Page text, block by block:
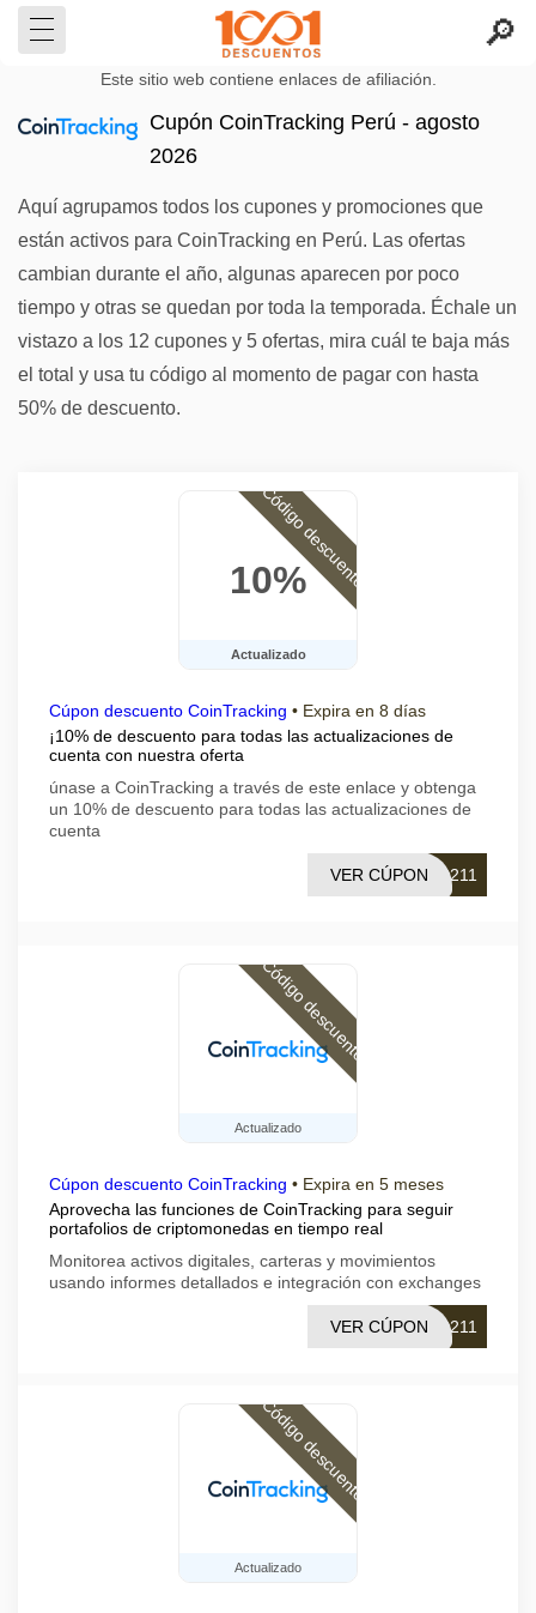
Este sitio web contiene enlaces de afiliación.
Cupón CoinTracking Perú - agosto
2026
Aquí agrupamos todos los cupones y promociones que
están activos para CoinTracking en Perú. Las ofertas
cambian durante el año, algunas aparecen por poco
tiempo y otras se quedan por toda la temporada. Échale un
vistazo a los 12 cupones y 5 ofertas, mira cuál te baja más
el total y usa tu código al momento de pagar con hasta
50% de descuento.
10%
Actualizado
Código descuento
Cúpon descuento CoinTracking • Expira en 8 días
¡10% de descuento para todas las actualizaciones de
cuenta con nuestra oferta
únase a CoinTracking a través de este enlace y obtenga
un 10% de descuento para todas las actualizaciones de
cuenta
0211
VER CÚPON
Actualizado
Código descuento
Cúpon descuento CoinTracking • Expira en 5 meses
Aprovecha las funciones de CoinTracking para seguir
portafolios de criptomonedas en tiempo real
Monitorea activos digitales, carteras y movimientos
usando informes detallados e integración con exchanges
0211
VER CÚPON
Actualizado
Código descuento